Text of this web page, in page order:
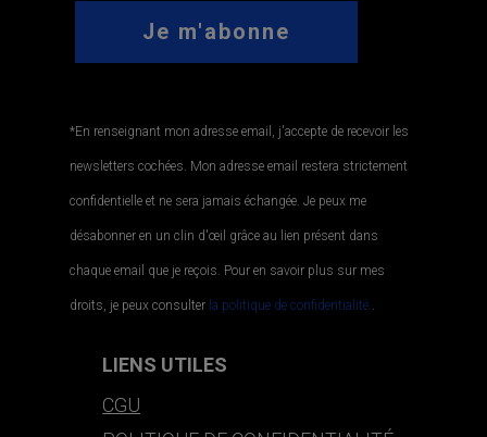
*En renseignant mon adresse email, j'accepte de recevoir les
newsletters cochées. Mon adresse email restera strictement
confidentielle et ne sera jamais échangée. Je peux me
désabonner en un clin d'œil grâce au lien présent dans
chaque email que je reçois. Pour en savoir plus sur mes
droits, je peux consulter la politique de confidentialité..
LIENS UTILES
CGU